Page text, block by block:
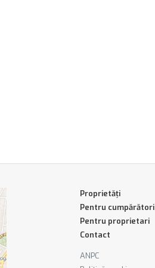
Proprietăți
Pentru cumpărători
Pentru proprietari
Contact
ANPC